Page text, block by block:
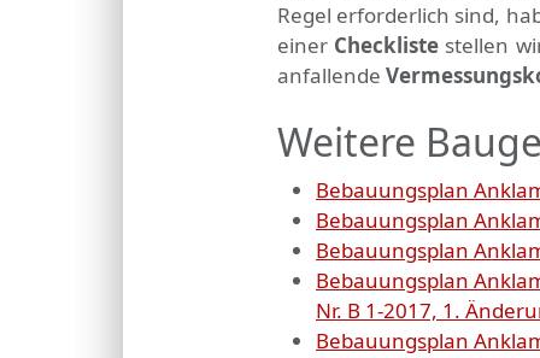
Regel erforderlich sind,
einer Checkliste stellen
anfallende
Weitere
Bebauungsplan
Bebauungsplan
Bebauungsplan
Bebauungsplan
Nr. B 1-2017, 1.
Bebauungsplan